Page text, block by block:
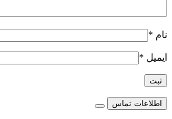
نام *
ایمیل *
اطلاعات تماس